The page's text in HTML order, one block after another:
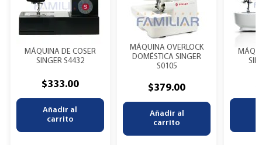
MÁQUINA DE COSER
SINGER S4432
$333.00
Añadir al
carrito
MÁQUINA OVERLOCK
DOMÉSTICA SINGER
S0105
$379.00
Añadir al
carrito